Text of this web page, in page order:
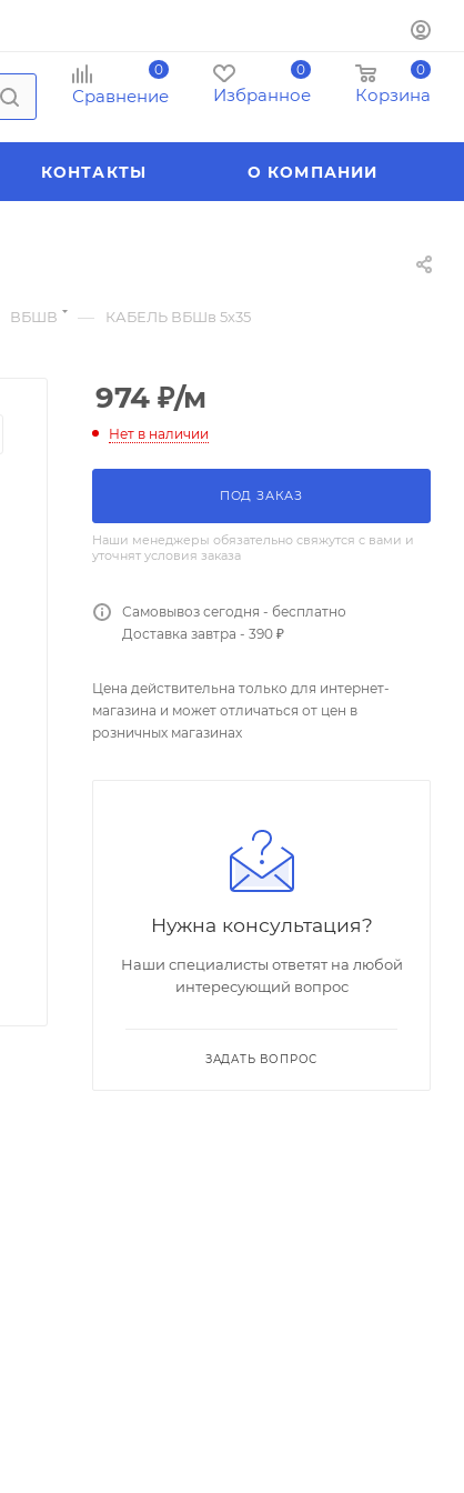
0
Сравнение
0
Избранное
0
Корзина
КОНТАКТЫ О КОМПАНИИ
ВБШВ — КАБЕЛЬ ВБШв 5х35
974 ₽/м
Нет в наличии
ПОД ЗАКАЗ
Наши менеджеры обязательно свяжутся с вами и
уточнят условия заказа
Самовывоз сегодня - бесплатно
Доставка завтра - 390 ₽
Цена действительна только для интернет-
магазина и может отличаться от цен в
розничных магазинах
Нужна консультация?
Наши специалисты ответят на любой
интересующий вопрос
ЗАДАТЬ ВОПРОС